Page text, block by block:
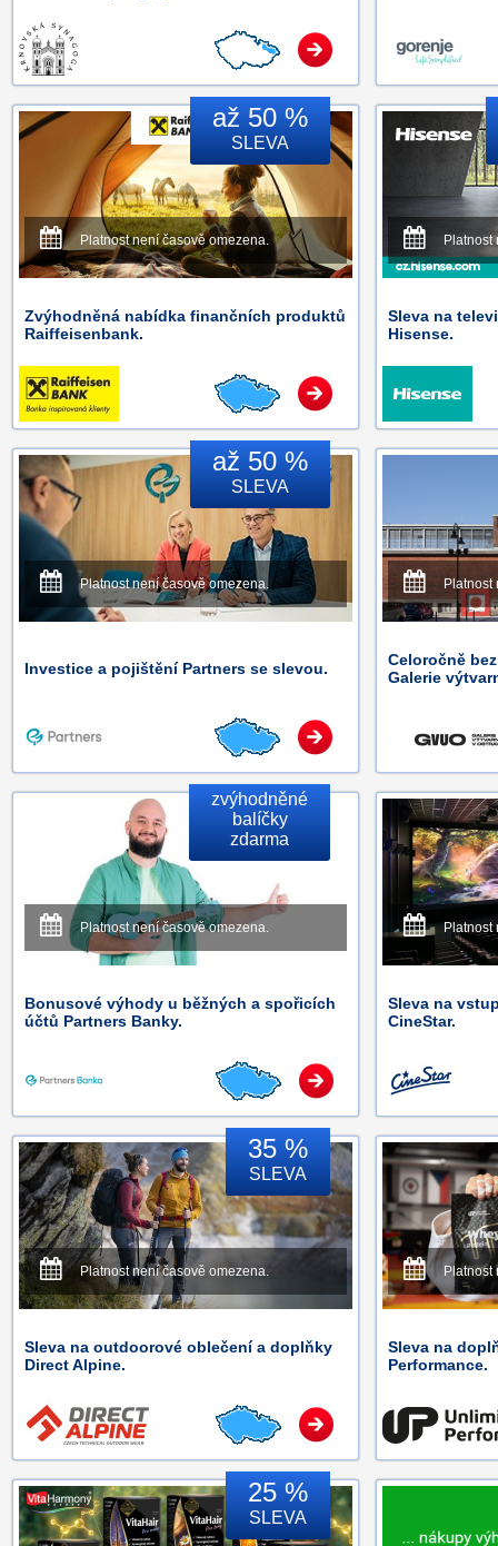
až 50 %
SLEVA
Platnost není časově omezena.
Zvýhodněná nabídka finančních produktů
Raiffeisenbank.
Platnost
Sleva na
Hisense.
až 50 %
SLEVA
Platnost není časově omezena.
Investice a pojištění Partners se slevou.
Platnost
Celoročně
Galerie
zvýhodněné
balíčky
zdarma
Platnost není časově omezena.
Bonusové výhody u běžných a spořicích
účtů Partners Banky.
Platnost
Sleva na
CineStar.
35 %
SLEVA
Platnost není časově omezena.
Sleva na outdoorové oblečení a doplňky
Direct Alpine.
Platnost
Sleva na
Performance.
25 %
SLEVA